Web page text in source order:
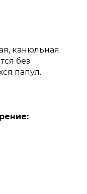
канюльная
без
папул.